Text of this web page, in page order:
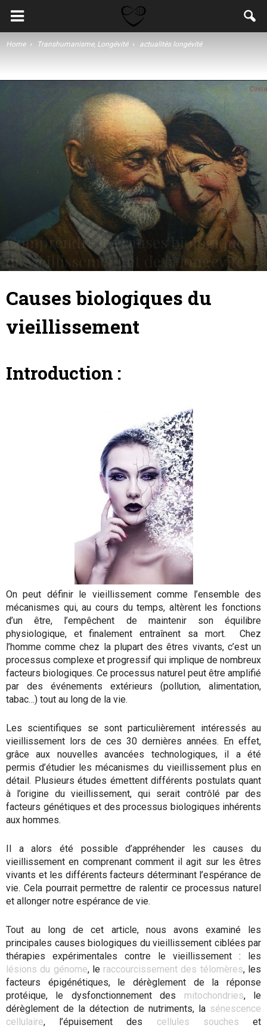
Home Transhumanisme, Longévité actualités longévité
Comprendre les causes biologiques
du vieillissement et de la longévité
Causes biologiques du
vieillissement
Introduction :
On peut définir le vieillissement comme l’ensemble des
mécanismes qui, au cours du temps, altèrent les fonctions
d’un être, l’empêchent de maintenir son équilibre
physiologique, et finalement entraînent sa mort. Chez
l’homme comme chez la plupart des êtres vivants, c’est un
processus complexe et progressif qui implique de nombreux
facteurs biologiques. Ce processus naturel peut être amplifié
par des événements extérieurs (pollution, alimentation,
tabac…) tout au long de la vie.
Les scientifiques se sont particulièrement intéressés au
vieillissement lors de ces 30 dernières années. En effet,
grâce aux nouvelles avancées technologiques, il a été
permis d’étudier les mécanismes du vieillissement plus en
détail. Plusieurs études émettent différents postulats quant
à l’origine du vieillissement, qui serait contrôlé par des
facteurs génétiques et des processus biologiques inhérents
aux hommes.
Il a alors été possible d’appréhender les causes du
vieillissement en comprenant comment il agit sur les êtres
vivants et les différents facteurs déterminant l’espérance de
vie. Cela pourrait permettre de ralentir ce processus naturel
et allonger notre espérance de vie.
Tout au long de cet article, nous avons examiné les
principales causes biologiques du vieillissement ciblées par
thérapies expérimentales contre le vieillissement : les
lésions du génome, le raccourcissement des télomères, les
facteurs épigénétiques, le dérèglement de la réponse
protéique, le dysfonctionnement des mitochondries, le
dérèglement de la détection de nutriments, la sénescence
cellulaire, l’épuisement des cellules souches et